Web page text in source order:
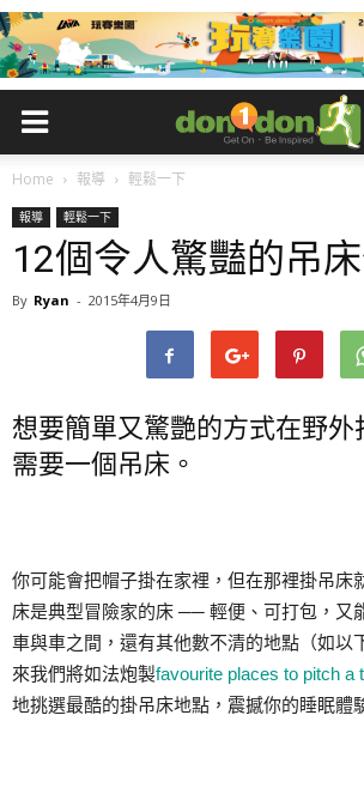
Home 報導 輕鬆一下
報導 輕鬆一下
12個令人驚豔的吊
By Ryan - 2015年4月9日
想要簡單又驚艷的方式在野外
需要一個吊床。
你可能會把帽子掛在家裡，但在那裡掛吊床
床是典型冒險家的床 ── 輕便、可打包，又
車與車之間，還有其他數不清的地點（如以
來我們將如法炮製favourite places to pitch a
地挑選最酷的掛吊床地點，震撼你的睡眠體